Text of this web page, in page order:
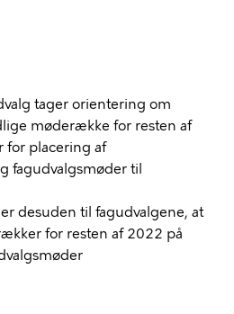
tager orientering om
møderække for resten af
for placering af
fagudvalgsmøder til
desuden til fagudvalgene, at
for resten af 2022 på